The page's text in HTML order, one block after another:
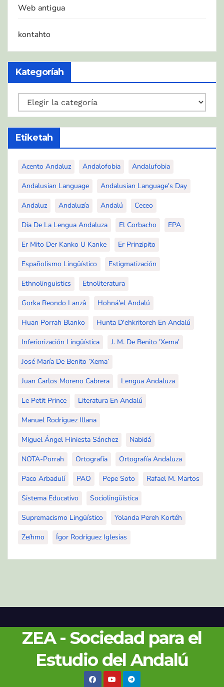
Web antigua
kontahto
Kategoríah
Kategoríah
Etiketah
Acento Andaluz Andalofobia Andalufobia
Andalusian Language Andalusian Language's Day
Andaluz Andaluzía Andalú Ceceo
Día De La Lengua Andaluza El Corbacho EPA
Er Mito Der Kanko U Kanke Er Prinzipito
Españolismo Lingüístico Estigmatización
Ethnolinguistics Etnoliteratura
Gorka Reondo Lanzâ Hohná'el Andalú
Huan Porrah Blanko Hunta D'ehkritoreh En Andalú
Inferiorización Lingüística J. M. De Benito 'Xema'
José María De Benito ‘Xema’
Juan Carlos Moreno Cabrera Lengua Andaluza
Le Petit Prince Literatura En Andalú
Manuel Rodríguez Illana
Miguel Ángel Hiniesta Sánchez Nabidá
NOTA-Porrah Ortografía Ortografía Andaluza
Paco Arbadulí PAO Pepe Soto Rafael M. Martos
Sistema Educativo Sociolingüística
Supremacismo Lingüístico Yolanda Pereh Kortéh
Zeíhmo Ígor Rodríguez Iglesias
ZEA - Sociedad para el
Estudio del Andalú